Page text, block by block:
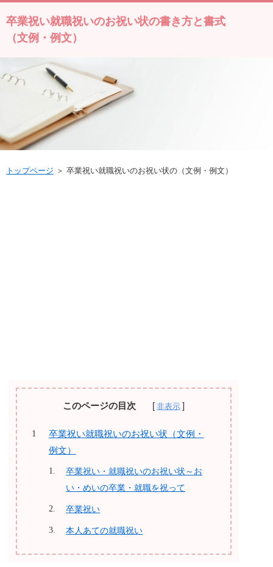
卒業祝い就職祝いのお祝い状の書き方と書式
（文例・例文）
トップページ ＞ 卒業祝い就職祝いのお祝い状の（文例・例文）
このページの目次
卒業祝い就職祝いのお祝い状（文例・
例文）
卒業祝い・就職祝いのお祝い状～お
い・めいの卒業・就職を祝って
卒業祝い
本人あての就職祝い